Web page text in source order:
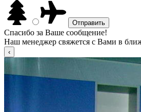
Спасибо за Ваше сообщение!
Наш менеджер свяжется с Вами в